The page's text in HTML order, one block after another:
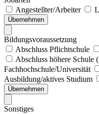
Angestellter/Arbeiter
Übernehmen
Bildungsvoraussetzung
Abschluss Pflichtschule
Abschluss höhere Schule
Fachhochschule/Universität
Ausbildung/aktives Studium
Übernehmen
Sonstiges